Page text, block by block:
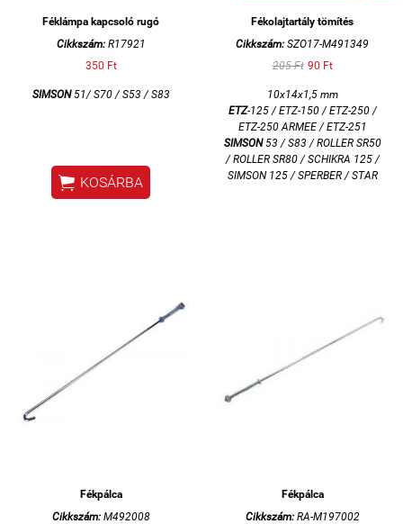
Féklámpa kapcsoló rugó
Cikkszám:R17921
350 Ft
SIMSON51/ S70 / S53 / S83
 KOSÁRBA
Fékolajtartály tömítés
Cikkszám: SZO17-M491349
205 Ft 90 Ft
10x14x1,5 mm
ETZ-125 / ETZ-150 / ETZ-250 /
ETZ-250 ARMEE / ETZ-251
SIMSON53 / S83 / ROLLER SR50
/ ROLLER SR80 / SCHIKRA 125 /
SIMSON 125 / SPERBER / STAR
Fékpálca
Cikkszám:M492008
Fékpálca
Cikkszám:RA-M197002